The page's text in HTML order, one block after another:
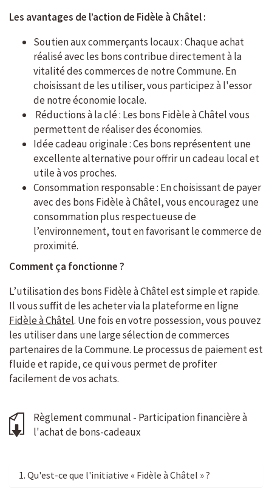
Les avantages de l’action de Fidèle à Châtel :
Soutien aux commerçants locaux : Chaque achat
réalisé avec les bons contribue directement à la
vitalité des commerces de notre Commune. En
choisissant de les utiliser, vous participez à l'essor
de notre économie locale.
Réductions à la clé : Les bons Fidèle à Châtel vous
permettent de réaliser des économies.
Idée cadeau originale : Ces bons représentent une
excellente alternative pour offrir un cadeau local et
utile à vos proches.
Consommation responsable : En choisissant de payer
avec des bons Fidèle à Châtel, vous encouragez une
consommation plus respectueuse de
l’environnement, tout en favorisant le commerce de
proximité.
Comment ça fonctionne ?
L’utilisation des bons Fidèle à Châtel est simple et rapide.
Il vous suffit de les acheter via la plateforme en ligne
Fidèle à Châtel. Une fois en votre possession, vous pouvez
les utiliser dans une large sélection de commerces
partenaires de la Commune. Le processus de paiement est
fluide et rapide, ce qui vous permet de profiter
facilement de vos achats.
Règlement communal - Participation financière à
l'achat de bons-cadeaux
1. Qu'est-ce que l'initiative « Fidèle à Châtel » ?